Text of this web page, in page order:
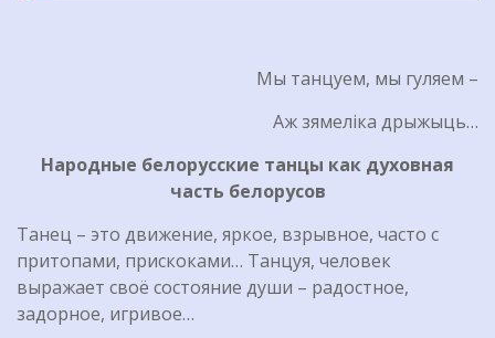
Мы танцуем, мы гуляем –
Аж зямеліка дрыжыць…
Народные белорусские танцы как духовная
часть белорусов
Танец – это движение, яркое, взрывное, часто с
притопами, прискоками… Танцуя, человек
выражает своё состояние души – радостное,
задорное, игривое…